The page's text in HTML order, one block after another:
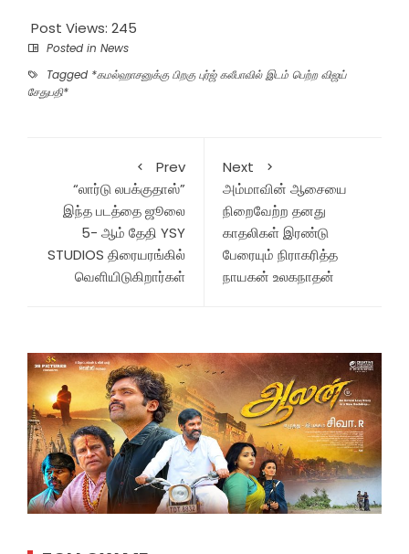
Post Views: 245
Posted in News
Tagged *கமல்ஹாசனுக்கு பிறகு புர்ஜ் கலீபாவில் இடம் பெற்ற விஜய்
சேதுபதி*
Prev
“லார்டு லபக்குதாஸ்”
இந்த படத்தை ஜூலை
5- ஆம் தேதி YSY
STUDIOS திரையரங்கில்
வெளியிடுகிறார்கள்
Next
அம்மாவின் ஆசையை
நிறைவேற்ற தனது
காதலிகள் இரண்டு
பேரையும் நிராகரித்த
நாயகன் உலகநாதன்